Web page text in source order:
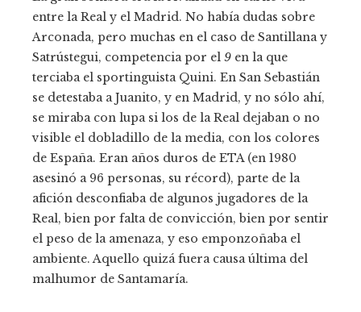
entre la Real y el Madrid. No había dudas sobre
Arconada, pero muchas en el caso de Santillana y
Satrústegui, competencia por el 9 en la que
terciaba el sportinguista Quini. En San Sebastián
se detestaba a Juanito, y en Madrid, y no sólo ahí,
se miraba con lupa si los de la Real dejaban o no
visible el dobladillo de la media, con los colores
de España. Eran años duros de ETA (en 1980
asesinó a 96 personas, su récord), parte de la
afición desconfiaba de algunos jugadores de la
Real, bien por falta de convicción, bien por sentir
el peso de la amenaza, y eso emponzoñaba el
ambiente. Aquello quizá fuera causa última del
malhumor de Santamaría.